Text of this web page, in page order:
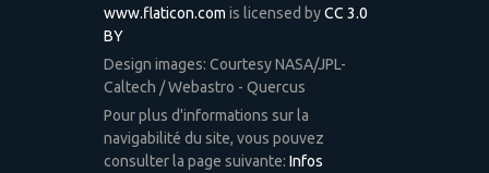
www.flaticon.com is licensed byCC 3.0
BY
Design images: Courtesy NASA/JPL-
Caltech / Webastro - Quercus
Pour plus d'informations sur la
navigabilité du site, vous pouvez
consulter la page suivante: Infos